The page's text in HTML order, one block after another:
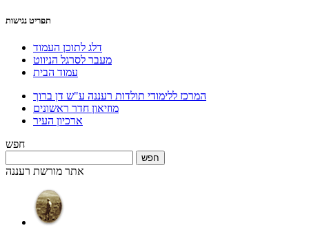
תפריט נגישות
דלג לתוכן העמוד
מעבר לסרגל הניווט
עמוד הבית
המרכז ללימודי תולדות רעננה ע"ש דן ברוך
מוזיאון חדר ראשונים
ארכיון העיר
חפש
אתר מורשת רעננה